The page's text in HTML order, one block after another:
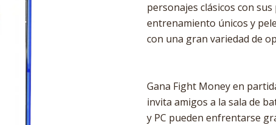
personajes clásicos con
entrenamiento únicos y
con una gran variedad de
Gana Fight Money en
invita amigos a la sala de
y PC pueden enfrentarse